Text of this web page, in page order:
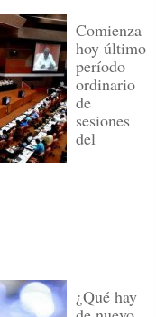
Comienza
hoy último
período
ordinario
de
sesiones
del
¿Qué hay